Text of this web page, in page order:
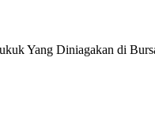
Yang Diniagakan di